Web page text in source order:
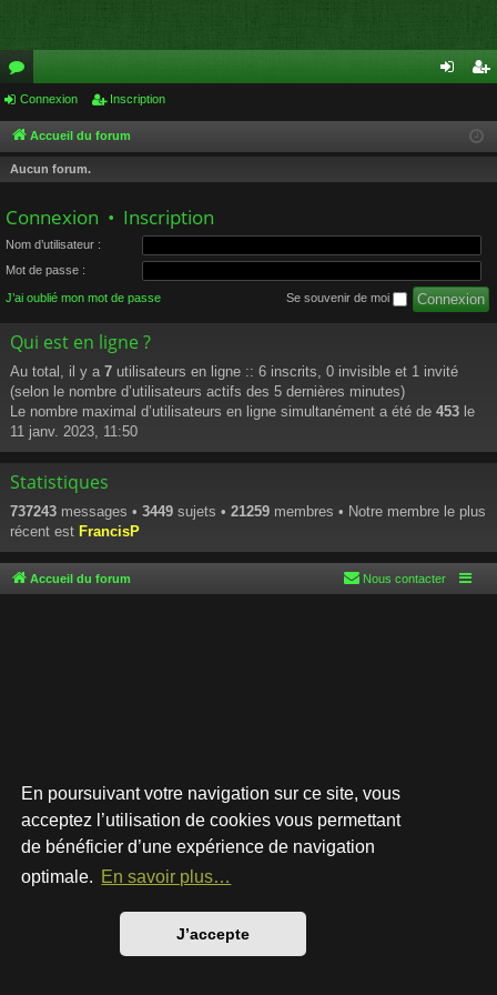
En poursuivant votre navigation sur ce site, vous
acceptez l’utilisation de cookies vous permettant
de bénéficier d’une expérience de navigation
optimale. En savoir plus…
J’accepte
or
u
m
cri
Connexion Inscription
Accueil du forum
Aucun forum.
Connexion • Inscription
Nom d’utilisateur :
Mot de passe :
J’ai oublié mon mot de passe Se souvenir de moi
Qui est en ligne ?
Au total, il y a 7 utilisateurs en ligne :: 6 inscrits, 0 invisible et 1 invité
(selon le nombre d’utilisateurs actifs des 5 dernières minutes)
Le nombre maximal d’utilisateurs en ligne simultanément a été de 453 le
11 janv. 2023, 11:50
Statistiques
737243 messages • 3449 sujets • 21259 membres • Notre membre le plus
récent est FrancisP
Accueil du forum Nous contacter
Développé parphpBB® Forum Software © phpBB Limited
Style par
Traduction française officielle